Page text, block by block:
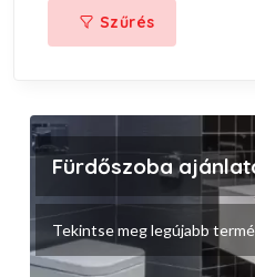
Szűrés
Fürdőszoba
Tekintse meg legújabb